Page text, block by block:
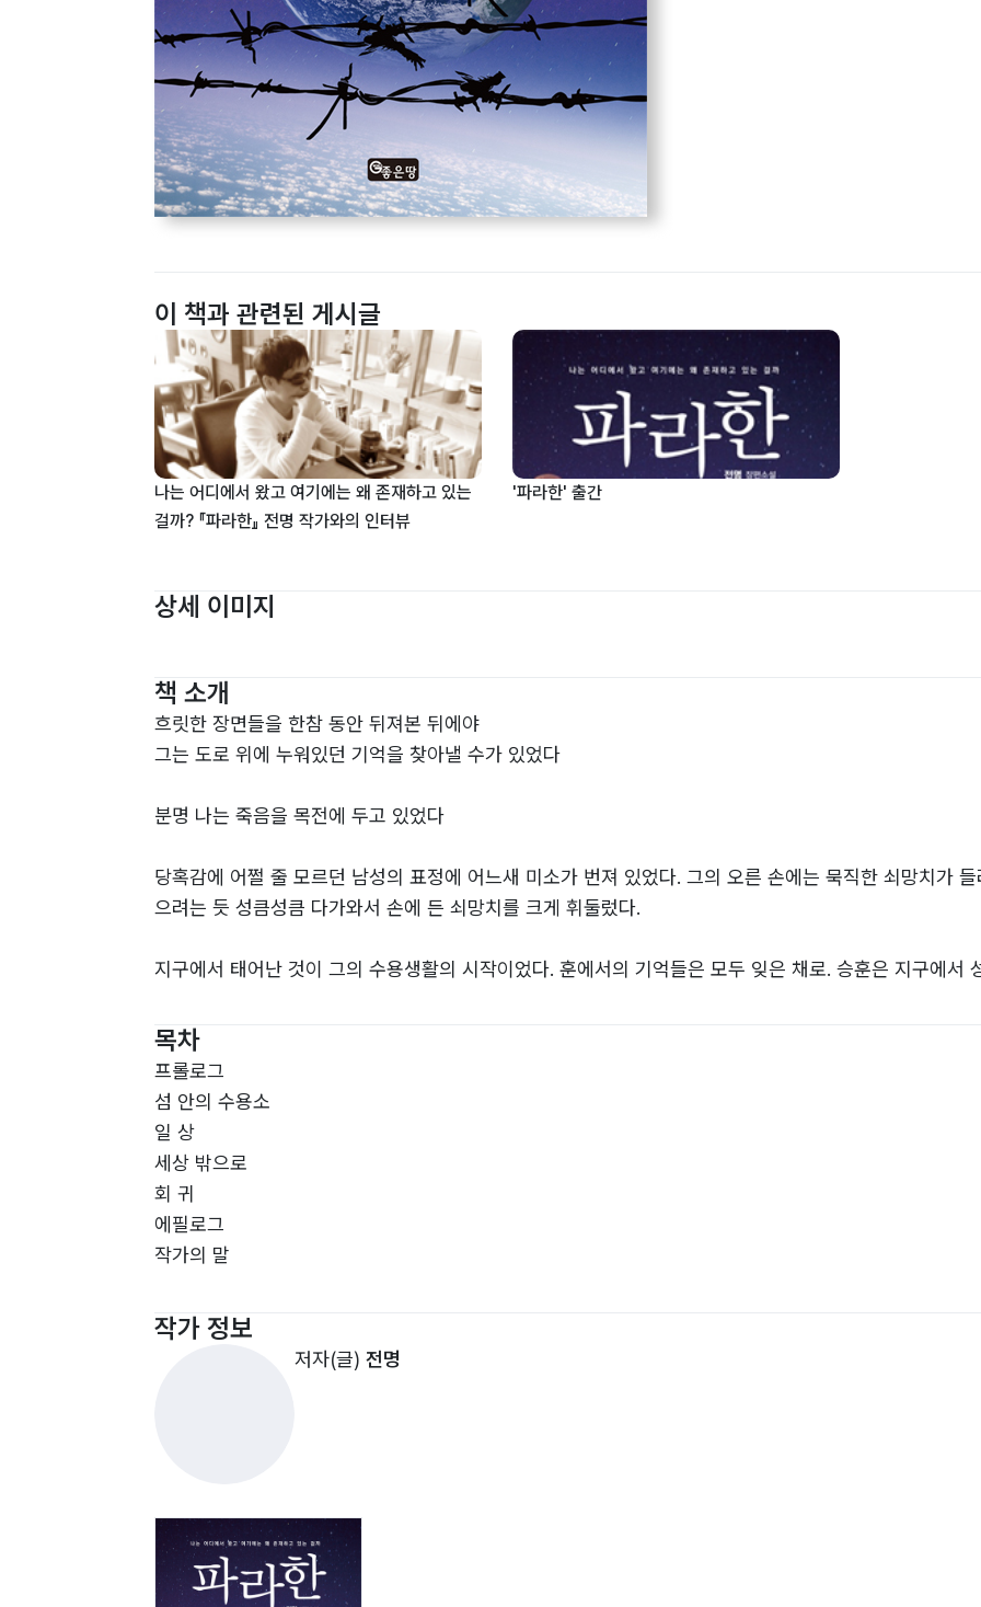
이 책과 관련된 게시글
나는 어디에서 왔고 여기에는 왜 존재하고 있는
걸까? 『파라한』 전명 작가와의 인터뷰
'파라한' 출간
상세 이미지
책 소개
흐릿한 장면들을 한참 동안 뒤져본 뒤에야
그는 도로 위에 누워있던 기억을 찾아낼 수가 있었다
분명 나는 죽음을 목전에 두고 있었다
당혹감에 어쩔 줄 모르던 남성의 표정에 어느새 미소가 번져 있었다. 그의 오른 손에는 묵직한 쇠망치가
으려는 듯 성큼성큼 다가와서 손에 든 쇠망치를 크게 휘둘렀다.
지구에서 태어난 것이 그의 수용생활의 시작이었다. 훈에서의 기억들은 모두 잊은 채로. 승훈은 지구에서
순식간에 그들의 수는 폭발적으로 불어나고 있었다. 단시간 만에 지평선 전체를 까맣게 물들인 검정색 쿨
밀려들어왔다.
- 본문 중에서
목차
프롤로그
섬 안의 수용소
일 상
세상 밖으로
회 귀
에필로그
작가의 말
작가 정보
저자(글) 전명